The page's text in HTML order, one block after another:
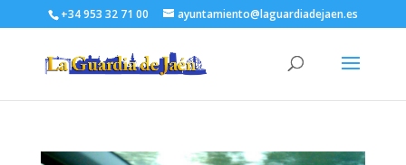
+34 953 32 71 00 ayuntamiento@laguardiadejaen.es